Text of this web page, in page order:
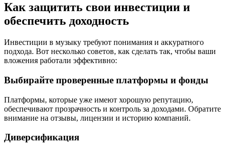
Как защитить свои инвестиции и
обеспечить доходность
Инвестиции в музыку требуют понимания и аккуратного
подхода. Вот несколько советов, как сделать так, чтобы ваши
вложения работали эффективно:
Выбирайте проверенные платформы и фонды
Платформы, которые уже имеют хорошую репутацию,
обеспечивают прозрачность и контроль за доходами. Обратите
внимание на отзывы, лицензии и историю компаний.
Диверсификация